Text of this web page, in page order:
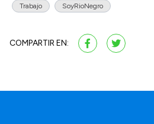
Trabajo SoyRioNegro
COMPARTIR EN: